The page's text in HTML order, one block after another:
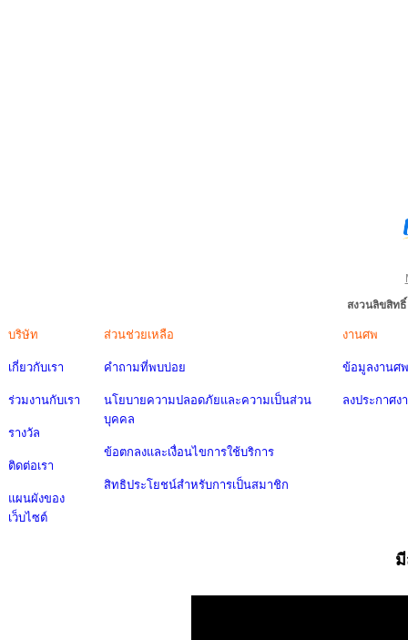
สงวนลิขสิท
บริษัท
เกี่ยวกับเรา
ร่วมงานกับเรา
รางวัล
ติดต่อเรา
แผนผังของ
เว็บไซต์
ส่วนช่วยเหลือ
คำถามที่พบบ่อย
นโยบายความปลอดภัยและความเป็นส่วน
บุคคล
ข้อตกลงและเงื่อนไขการใช้บริการ
สิทธิประโยชน์สำหรับการเป็นสมาชิก
งานศพ
ข้อมูลงานศพ
ลงประกาศง